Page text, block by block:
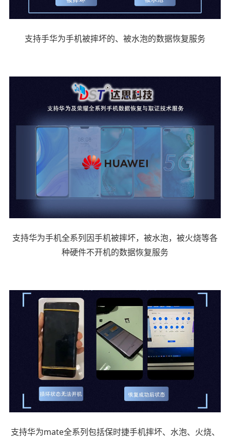
支持手华为手机被摔坏的、被水泡的数据恢复服务
支持华为手机全系列因手机被摔坏，被水泡，被火烧等各
种硬件不开机的数据恢复服务
支持华为mate全系列包括保时捷手机摔坏、水泡、火烧、